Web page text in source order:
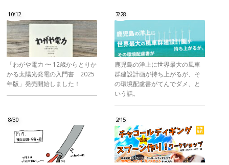
10/12
「わがや電力 〜 12歳からとりか
かる太陽光発電の入門書 2025
年版」発売開始しました！
7/28
鹿児島の洋上に世界最大の風車
群建設計画が持ち上がるが、そ
の環境配慮書がてんでダメ、と
いう話。
8/30 2/15